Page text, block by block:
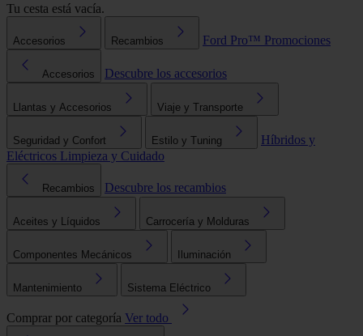
Tu cesta está vacía.
Accesorios Recambios Ford Pro™ Promociones
Accesorios Descubre los accesorios
Llantas y Accesorios Viaje y Transporte
Seguridad y Confort Estilo y Tuning
Híbridos y
Eléctricos Limpieza y Cuidado
Recambios Descubre los recambios
Aceites y Líquidos Carrocería y Molduras
Componentes Mecánicos Iluminación
Mantenimiento Sistema Eléctrico
Comprar por categoría Ver todo